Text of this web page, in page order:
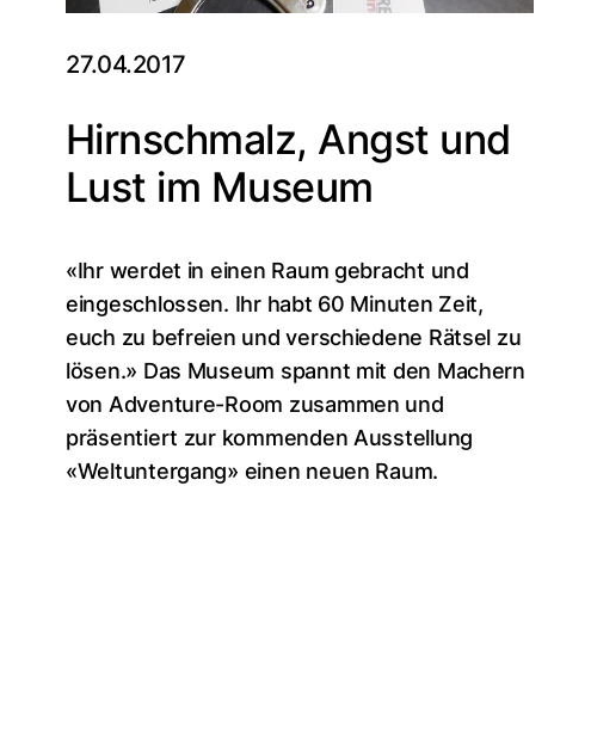
27.04.2017
Hirnschmalz, Angst und
Lust im Museum
«Ihr werdet in einen Raum gebracht und
eingeschlossen. Ihr habt 60 Minuten Zeit,
euch zu befreien und verschiedene Rätsel zu
lösen.» Das Museum spannt mit den Machern
von Adventure-Room zusammen und
präsentiert zur kommenden Ausstellung
«Weltuntergang» einen neuen Raum.